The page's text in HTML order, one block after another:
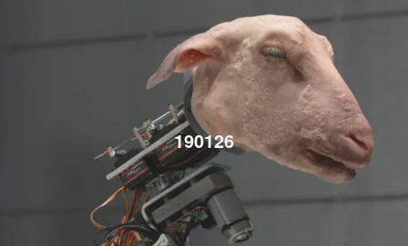
190126